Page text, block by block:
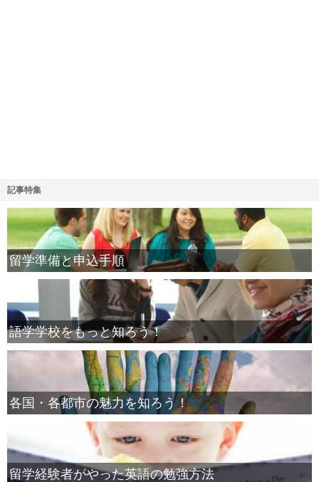
記事特集
留学準備と申込手順
語学学校をもっと知ろう！
各国・各都市の魅力を知ろう！
留学経験者がやった英語の勉強方法